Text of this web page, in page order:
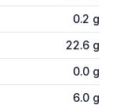
0.2 g
22.6 g
0.0 g
6.0 g